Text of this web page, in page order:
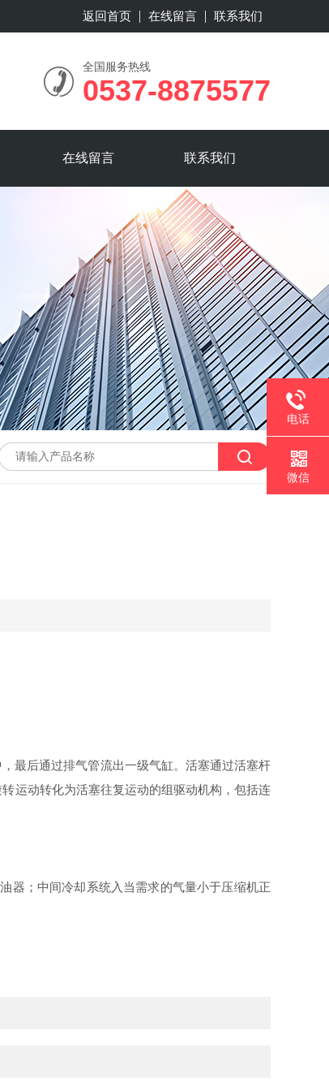
返回首页 在线留言 联系我们
全国服务热线
0537-8875577
在线留言 联系我们
最后通过排气管流出一级气缸。活塞通过活塞杆
运动转化为活塞往复运动的组驱动机构，包括连
器；中间冷却系统入当需求的气量小于压缩机正
电话
微信